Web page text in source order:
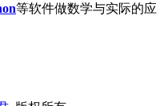
等软件做数学与实际的应